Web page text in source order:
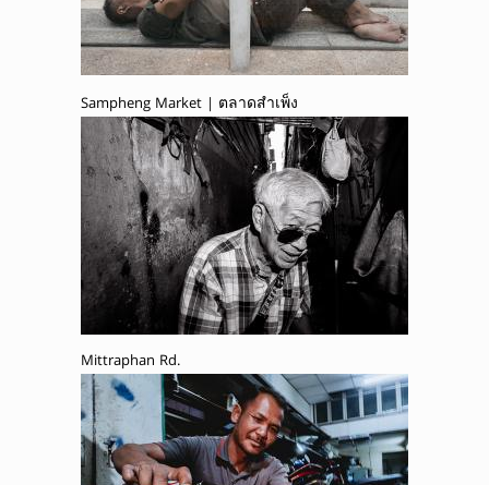
Sampheng Market | ตลาดสำเพ็ง
Mittraphan Rd.